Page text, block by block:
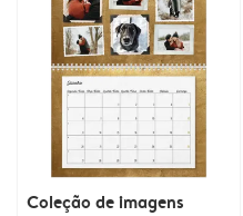
Coleção de imagens